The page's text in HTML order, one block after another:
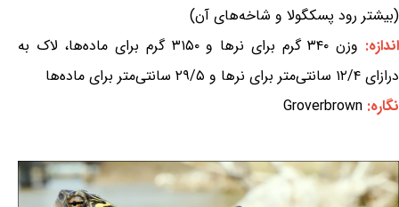
(بیشتر رود پسکگولا و شاخه‌های آن)
اندازه:
وزن ۳۴۰ گرم برای نرها و ۳۱۵۰ گرم برای ماده‌ها، لاک به
درازای ۱۲/۴ سانتی‌متر برای نرها و ۲۹/۵ سانتی‌متر برای ماده‌ها
نگاره: Groverbrown